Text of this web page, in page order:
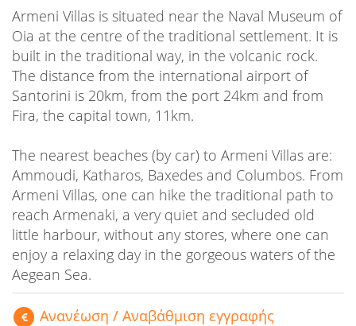
Armeni Villas is situated near the Naval Museum of
Oia at the centre of the traditional settlement. It is
built in the traditional way, in the volcanic rock.
The distance from the international airport of
Santorini is 20km, from the port 24km and from
Fira, the capital town, 11km.
The nearest beaches (by car) to Armeni Villas are:
Ammoudi, Katharos, Baxedes and Columbos. From
Armeni Villas, one can hike the traditional path to
reach Armenaki, a very quiet and secluded old
little harbour, without any stores, where one can
enjoy a relaxing day in the gorgeous waters of the
Aegean Sea.
Aνανέωση / Αναβάθμιση εγγραφής